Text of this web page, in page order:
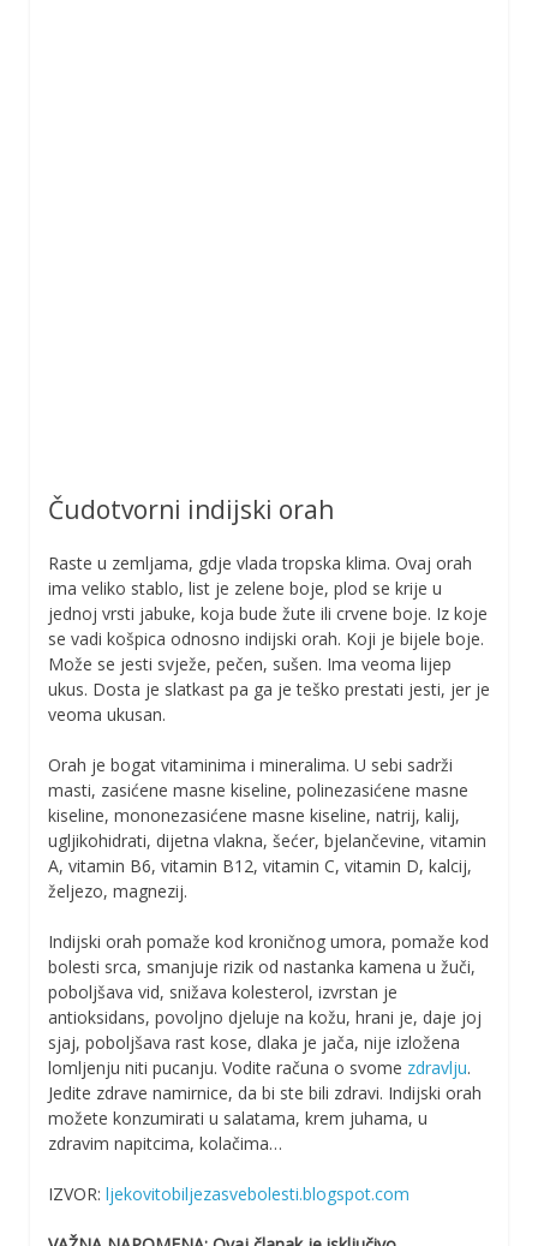
Čudotvorni indijski orah
Raste u zemljama, gdje vlada tropska klima. Ovaj orah
ima veliko stablo, list je zelene boje, plod se krije u
jednoj vrsti jabuke, koja bude žute ili crvene boje. Iz koje
se vadi košpica odnosno indijski orah. Koji je bijele boje.
Može se jesti svježe, pečen, sušen. Ima veoma lijep
ukus. Dosta je slatkast pa ga je teško prestati jesti, jer je
veoma ukusan.
Orah je bogat vitaminima i mineralima. U sebi sadrži
masti, zasićene masne kiseline, polinezasićene masne
kiseline, mononezasićene masne kiseline, natrij, kalij,
ugljikohidrati, dijetna vlakna, šećer, bjelančevine, vitamin
A, vitamin B6, vitamin B12, vitamin C, vitamin D, kalcij,
željezo, magnezij.
Indijski orah pomaže kod kroničnog umora, pomaže kod
bolesti srca, smanjuje rizik od nastanka kamena u žuči,
poboljšava vid, snižava kolesterol, izvrstan je
antioksidans, povoljno djeluje na kožu, hrani je, daje joj
sjaj, poboljšava rast kose, dlaka je jača, nije izložena
lomljenju niti pucanju. Vodite računa o svome zdravlju.
Jedite zdrave namirnice, da bi ste bili zdravi. Indijski orah
možete konzumirati u salatama, krem juhama, u
zdravim napitcima, kolačima…
IZVOR: ljekovitobiljezasvebolesti.blogspot.com